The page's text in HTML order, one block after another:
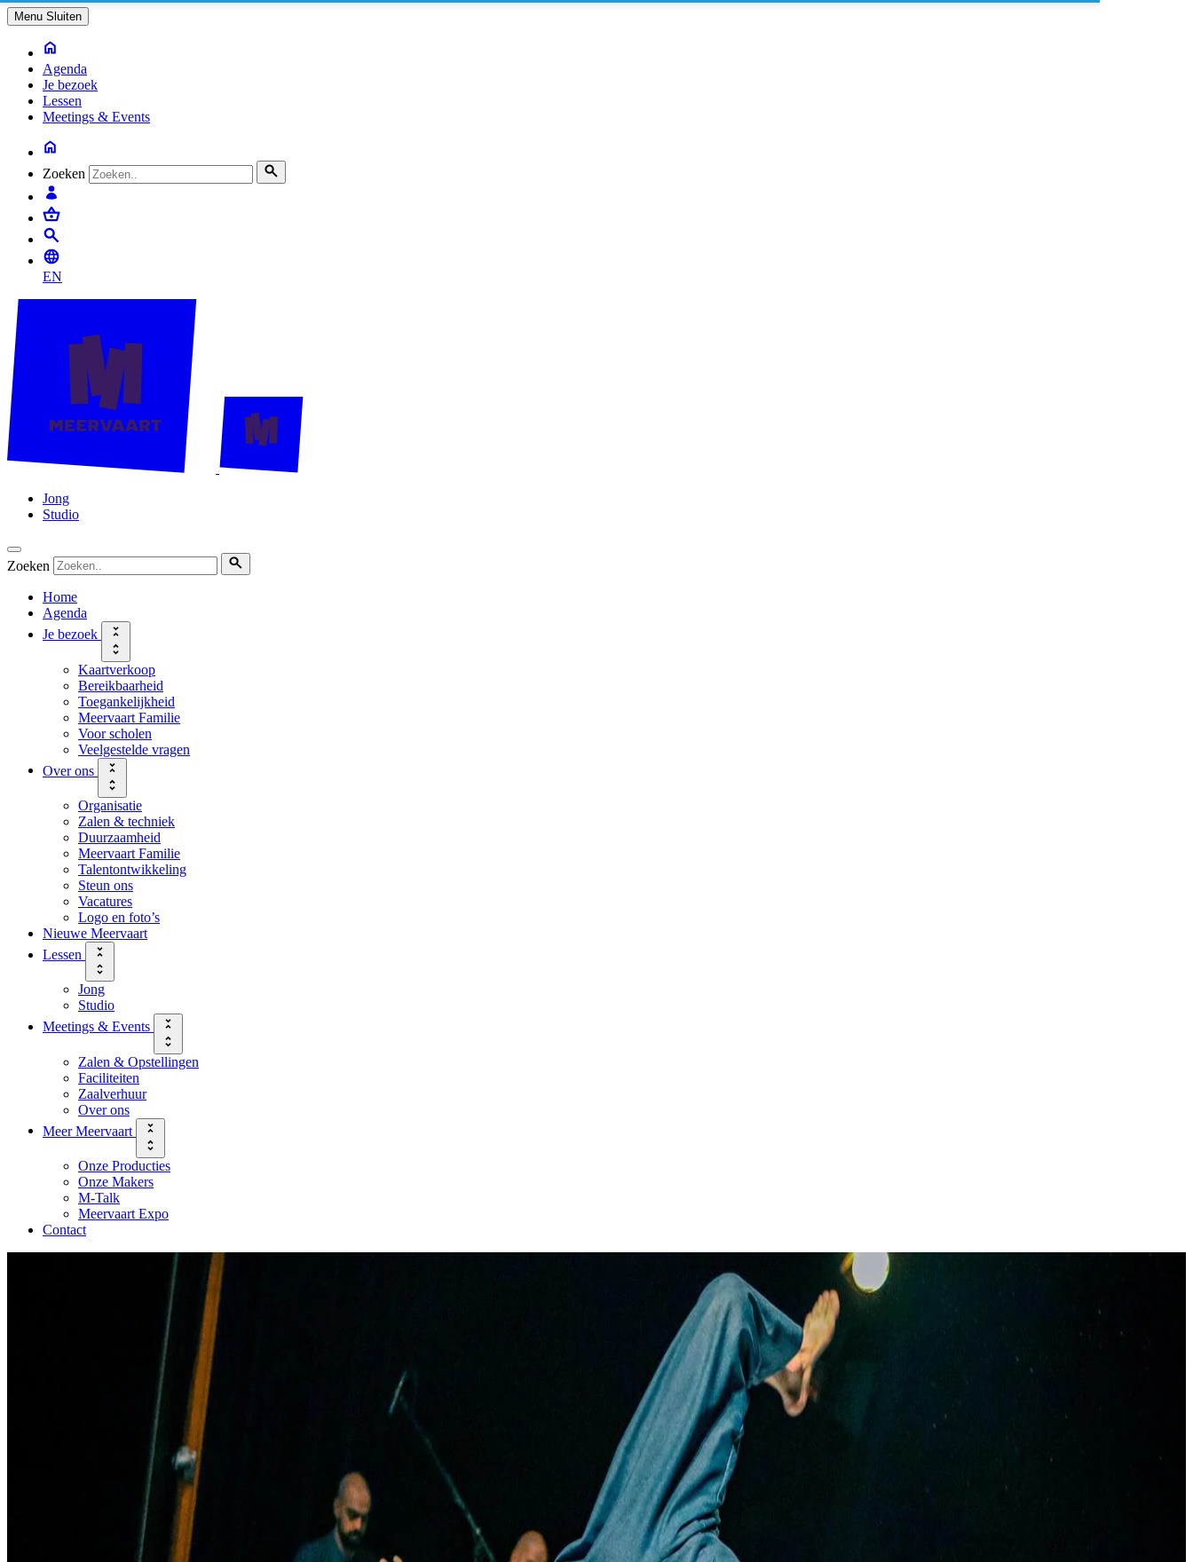
Menu Sluiten
Agenda
Je bezoek
Lessen
Meetings & Events
Zoeken
EN
Jong
Studio
Zoeken
Home
Agenda
Je bezoek
Kaartverkoop
Bereikbaarheid
Toegankelijkheid
Meervaart Familie
Voor scholen
Veelgestelde vragen
Over ons
Organisatie
Zalen & techniek
Duurzaamheid
Meervaart Familie
Talentontwikkeling
Steun ons
Vacatures
Logo en foto’s
Nieuwe Meervaart
Lessen
Jong
Studio
Meetings & Events
Zalen & Opstellingen
Faciliteiten
Zaalverhuur
Over ons
Meer Meervaart
Onze Producties
Onze Makers
M-Talk
Meervaart Expo
Contact